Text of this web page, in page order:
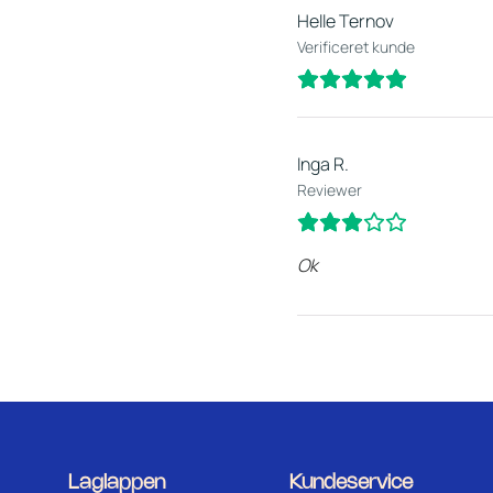
Helle Ternov
Verificeret kunde
Inga R.
Reviewer
Ok
Laglappen Kundeservice